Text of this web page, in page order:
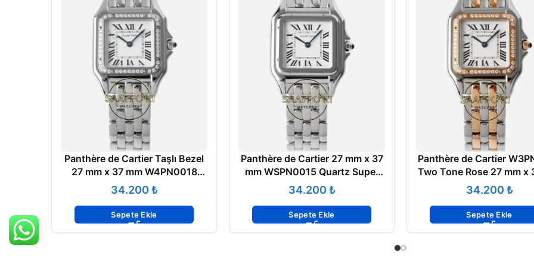
Panthère de Cartier Taşlı Bezel
27 mm x 37 mm W4PN0018
Quartz Super Clone ETA
₺
Sepete Ekle
Panthère de Cartier 27 mm x 37
mm WSPN0015 Quartz Super
Clone ETA
₺
Sepete Ekle
Panthère de Cartier
Two Tone Rose 27 mm x
Quartz Super Clone
₺
Sepete Ekle